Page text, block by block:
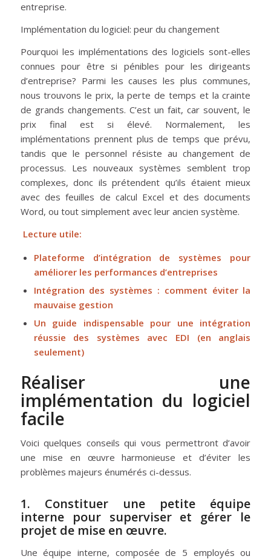
entreprise.
Implémentation du logiciel: peur du changement
Pourquoi les implémentations des logiciels sont-elles
connues pour être si pénibles pour les dirigeants
d’entreprise? Parmi les causes les plus communes,
nous trouvons le prix, la perte de temps et la crainte
de grands changements. C’est un fait, car souvent, le
prix final est si élevé. Normalement, les
implémentations prennent plus de temps que prévu,
tandis que le personnel résiste au changement de
processus. Les nouveaux systèmes semblent trop
complexes, donc ils prétendent qu’ils étaient mieux
avec des feuilles de calcul Excel et des documents
Word, ou tout simplement avec leur ancien système.
Lecture utile:
Plateforme d’intégration de systèmes pour
améliorer les performances d’entreprises
Intégration des systèmes : comment éviter la
mauvaise gestion
Un guide indispensable pour une intégration
réussie des systèmes avec EDI (en anglais
seulement)
Réaliser une
implémentation du logiciel
facile
Voici quelques conseils qui vous permettront d’avoir
une mise en œuvre harmonieuse et d’éviter les
problèmes majeurs énumérés ci-dessus.
1. Constituer une petite équipe
interne pour superviser et gérer le
projet de mise en œuvre.
Une équipe interne, composée de 5 employés ou